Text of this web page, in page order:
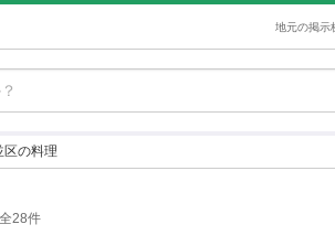
地元の掲示
区の料理
全28件